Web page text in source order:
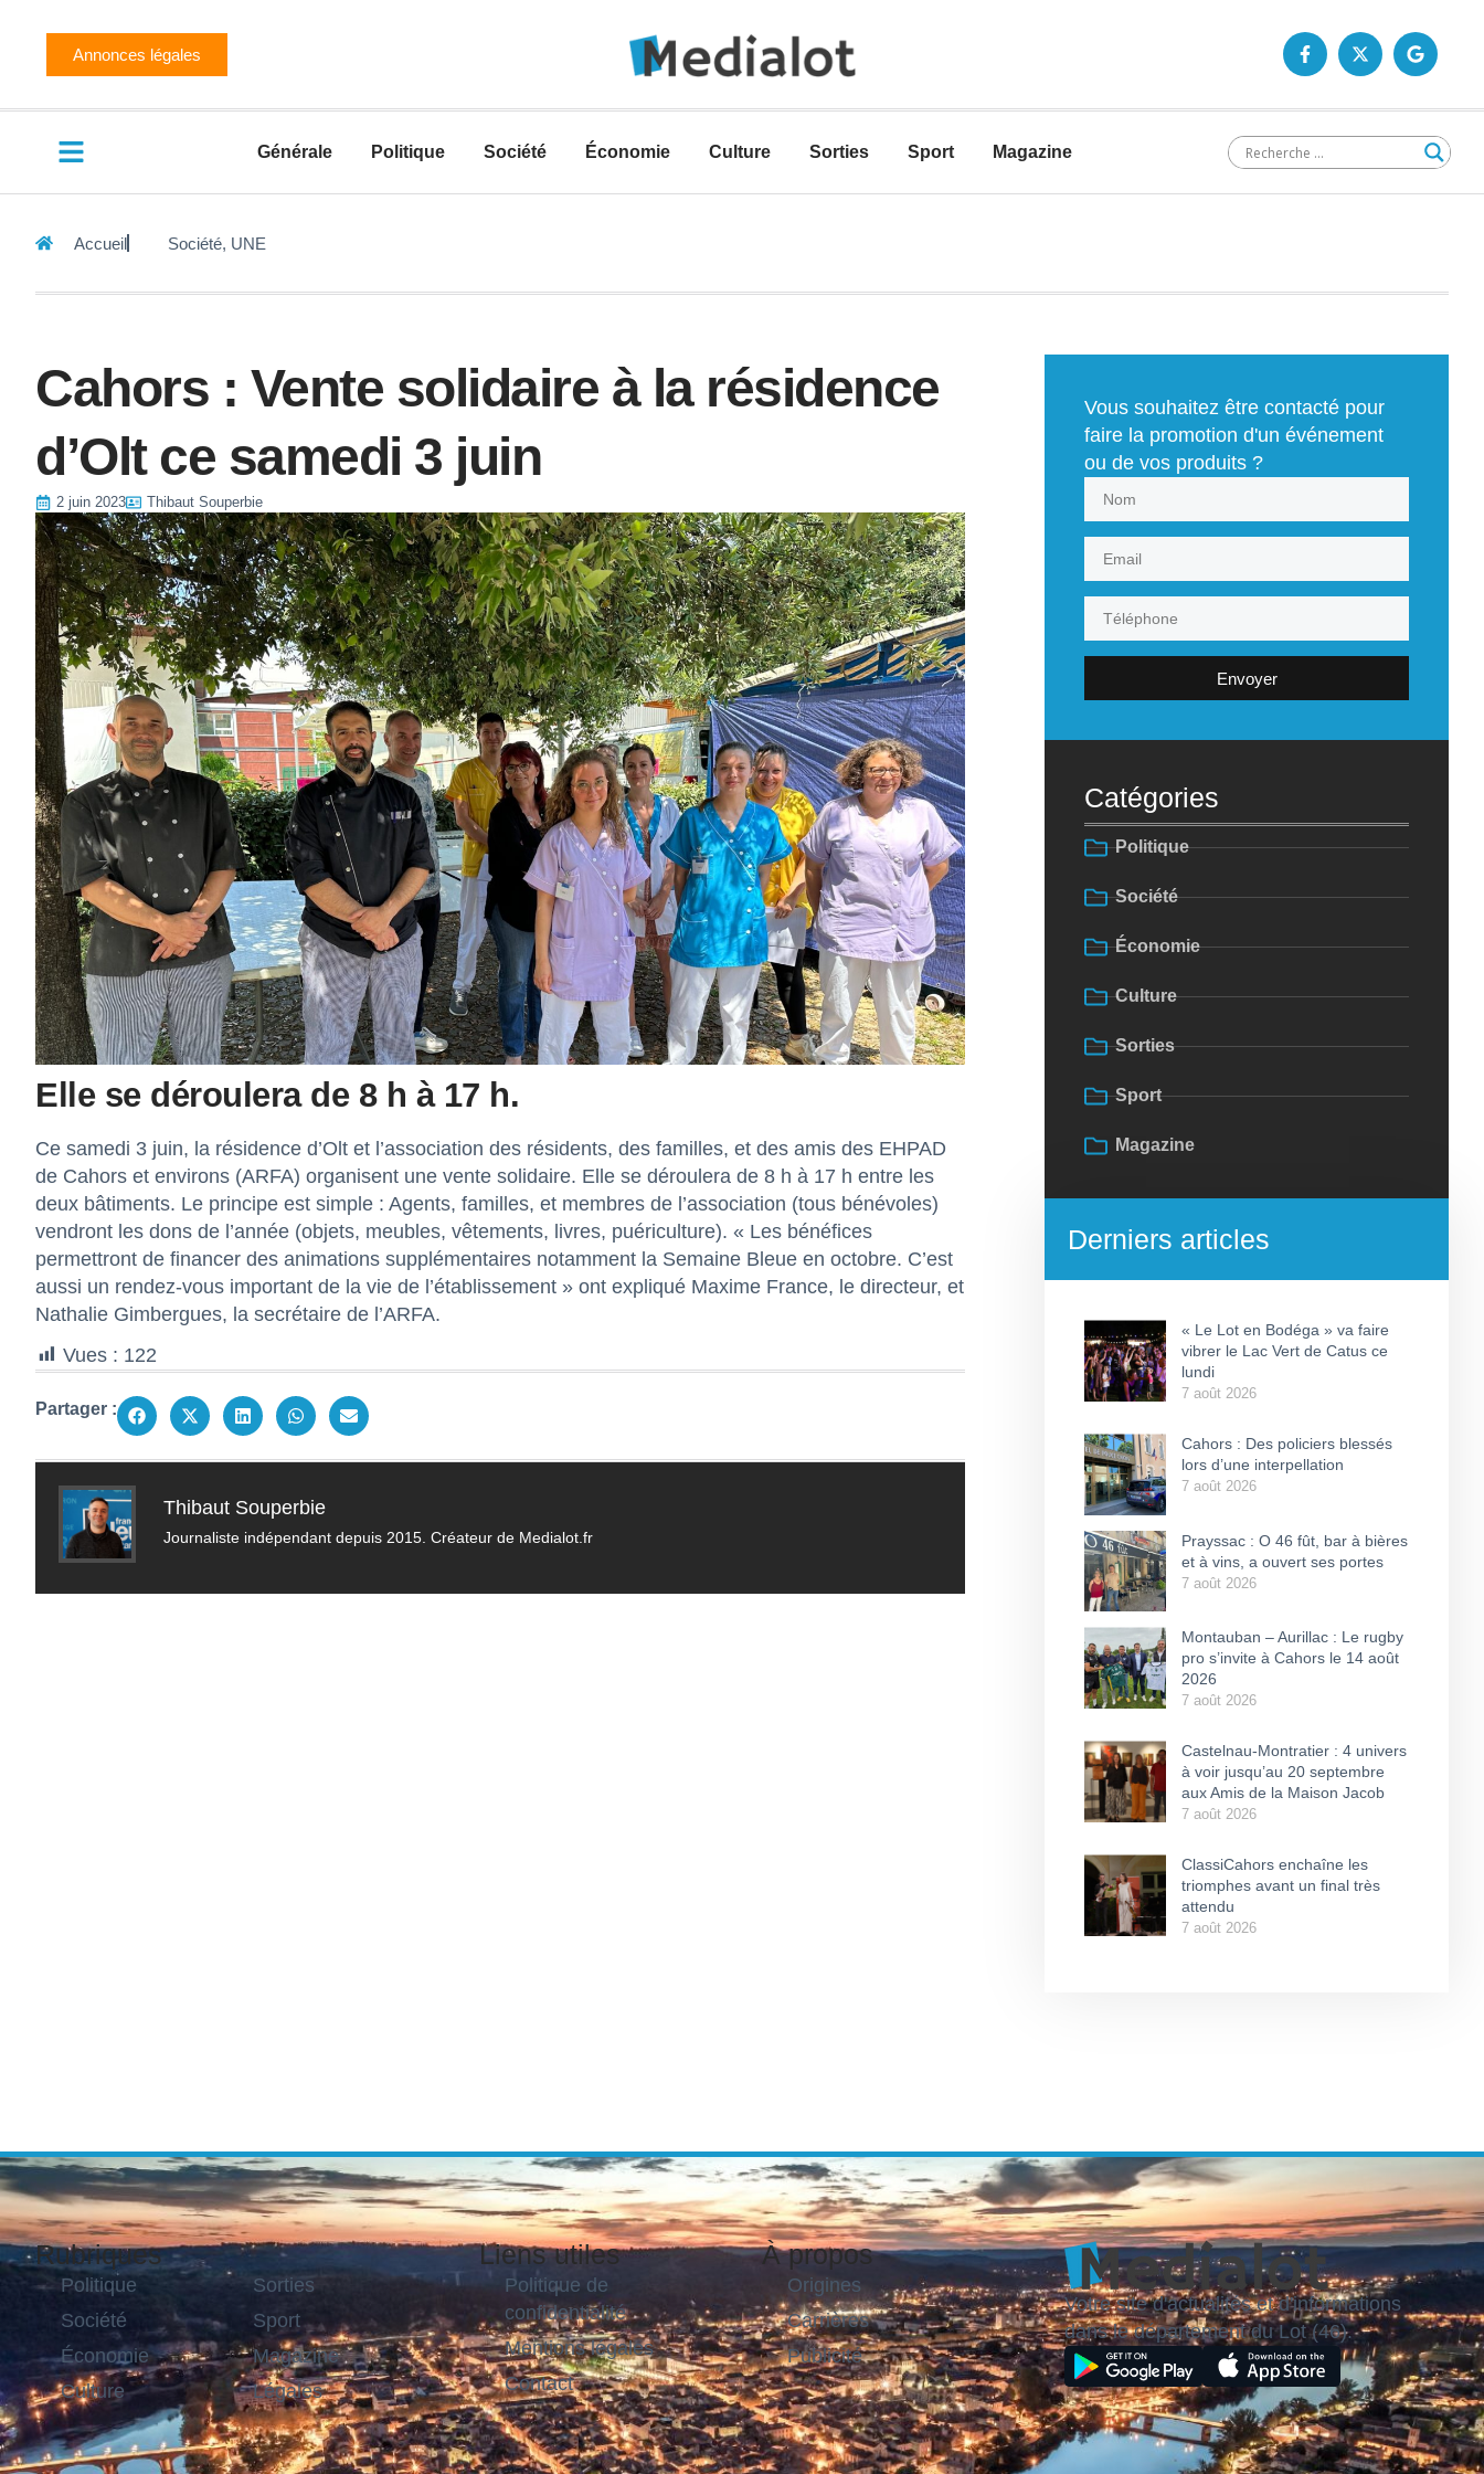
Annonces légales
Générale Politique Société Économie Culture Sorties Sport Magazine
Accueil Société, UNE
Cahors : Vente solidaire à la résidence
d’Olt ce samedi 3 juin
2 juin 2023 Thibaut Souperbie
Elle se déroulera de 8 h à 17 h.
Ce samedi 3 juin, la résidence d’Olt et l’association des résidents, des familles, et des amis des EHPAD
de Cahors et environs (ARFA) organisent une vente solidaire. Elle se déroulera de 8 h à 17 h entre les
deux bâtiments. Le principe est simple : Agents, familles, et membres de l’association (tous bénévoles)
vendront les dons de l’année (objets, meubles, vêtements, livres, puériculture). « Les bénéfices
permettront de financer des animations supplémentaires notamment la Semaine Bleue en octobre. C’est
aussi un rendez-vous important de la vie de l’établissement » ont expliqué Maxime France, le directeur, et
Nathalie Gimbergues, la secrétaire de l’ARFA.
Vues : 122
Partager :
Thibaut Souperbie
Journaliste indépendant depuis 2015. Créateur de Medialot.fr
Vous souhaitez être contacté pour
faire la promotion d'un événement
ou de vos produits ?
Envoyer
Catégories
Politique
Société
Économie
Culture
Sorties
Sport
Magazine
Derniers articles
« Le Lot en Bodéga » va faire
vibrer le Lac Vert de Catus ce
lundi
7 août 2026
Cahors : Des policiers blessés
lors d’une interpellation
7 août 2026
Prayssac : O 46 fût, bar à bières
et à vins, a ouvert ses portes
7 août 2026
Montauban – Aurillac : Le rugby
pro s’invite à Cahors le 14 août
2026
7 août 2026
Castelnau-Montratier : 4 univers
à voir jusqu’au 20 septembre
aux Amis de la Maison Jacob
7 août 2026
ClassiCahors enchaîne les
triomphes avant un final très
attendu
7 août 2026
Rubriques
Politique
Société
Économie
Culture
Sorties
Sport
Magazine
Légales
Liens utiles
Politique de
confidentialité
Mentions légales
Contact
À propos
Origines
Carrières
Publicité
Votre site d'actualités et d'informations
dans le département du Lot (46).